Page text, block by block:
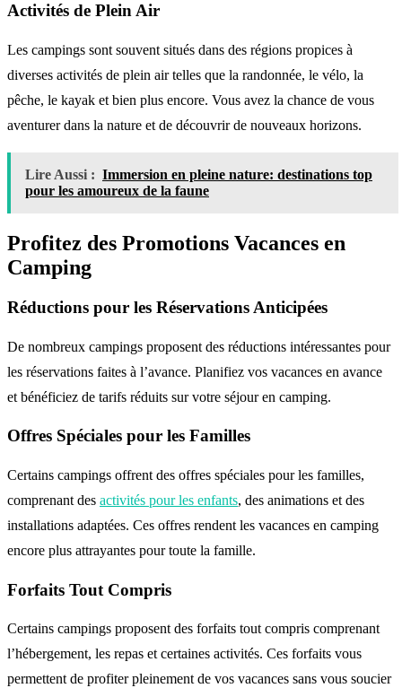
Activités de Plein Air
Les campings sont souvent situés dans des régions propices à
diverses activités de plein air telles que la randonnée, le vélo, la
pêche, le kayak et bien plus encore. Vous avez la chance de vous
aventurer dans la nature et de découvrir de nouveaux horizons.
Lire Aussi : Immersion en pleine nature: destinations top
pour les amoureux de la faune
Profitez des Promotions Vacances en
Camping
Réductions pour les Réservations Anticipées
De nombreux campings proposent des réductions intéressantes pour
les réservations faites à l’avance. Planifiez vos vacances en avance
et bénéficiez de tarifs réduits sur votre séjour en camping.
Offres Spéciales pour les Familles
Certains campings offrent des offres spéciales pour les familles,
comprenant des activités pour les enfants, des animations et des
installations adaptées. Ces offres rendent les vacances en camping
encore plus attrayantes pour toute la famille.
Forfaits Tout Compris
Certains campings proposent des forfaits tout compris comprenant
l’hébergement, les repas et certaines activités. Ces forfaits vous
permettent de profiter pleinement de vos vacances sans vous soucier